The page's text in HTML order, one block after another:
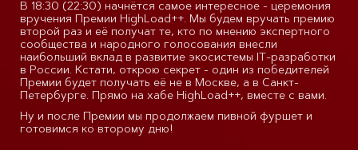
В 18:30 (22:30) начнётся самое интересное - церемония
вручения Премии HighLoad++. Мы будем вручать премию
второй раз и её получат те, кто по мнению экспертного
сообщества и народного голосования внесли
наибольший вклад в развитие экосистемы IT-разработки
в России. Кстати, открою секрет - один из победителей
Премии будет получать её не в Москве, а в Санкт-
Петербурге. Прямо на хабе HighLoad++, вместе с вами.
Ну и после Премии мы продолжаем пивной фуршет и
готовимся ко второму дню!